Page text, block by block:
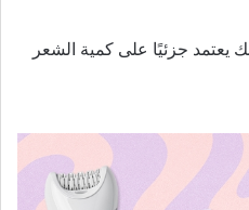
يعتمد جزئيًا على كمية الشعر